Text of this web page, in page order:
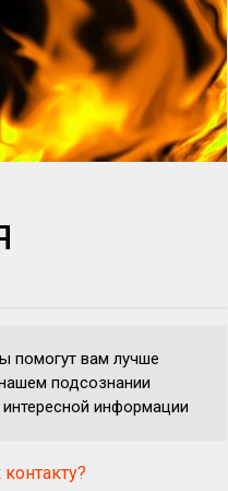
помогут вам лучше
подсознании
информации